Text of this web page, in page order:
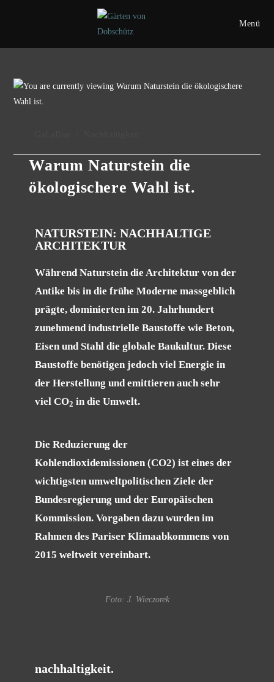
Menü
Warum Naturstein die
ökologischere Wahl ist.
NATURSTEIN: NACHHALTIGE
ARCHITEKTUR
Während Naturstein die Architektur von der
Antike bis in die frühe Moderne massgeblich
prägte, dominierten im 20. Jahrhundert
zunehmend industrielle Baustoffe wie Beton,
Eisen und Stahl die globale Baukultur. Diese
Baustoffe benötigen jedoch viel Energie in
der Herstellung und emittieren auch sehr
viel CO2 in die Umwelt.
Die Reduzierung der
Kohlendioxidemissionen (CO2) ist eines der
wichtigsten umweltpolitischen Ziele der
Bundesregierung und der Europäischen
Kommission. Vorgaben dazu wurden im
Rahmen des Pariser Klimaabkommens von
2015 weltweit vereinbart.
Foto: J. Wieczorek
nachhaltigkeit.